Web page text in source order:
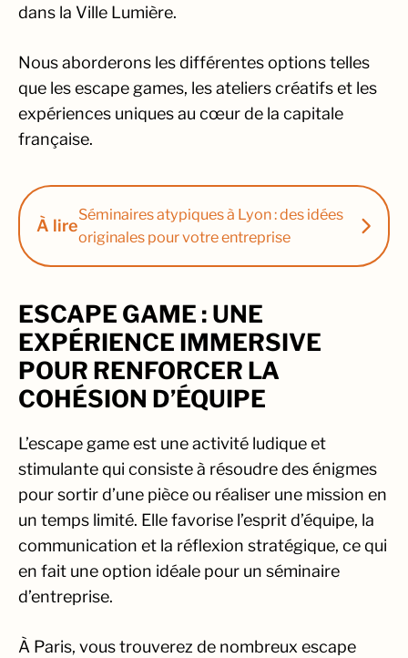
dans la Ville Lumière.
Nous aborderons les différentes options telles
que les escape games, les ateliers créatifs et les
expériences uniques au cœur de la capitale
française.
À lire
Séminaires atypiques à Lyon : des idées
originales pour votre entreprise
ESCAPE GAME : UNE
EXPÉRIENCE IMMERSIVE
POUR RENFORCER LA
COHÉSION D’ÉQUIPE
L’escape game est une activité ludique et
stimulante qui consiste à résoudre des énigmes
pour sortir d’une pièce ou réaliser une mission en
un temps limité. Elle favorise l’esprit d’équipe, la
communication et la réflexion stratégique, ce qui
en fait une option idéale pour un séminaire
d’entreprise.
À Paris, vous trouverez de nombreux escape